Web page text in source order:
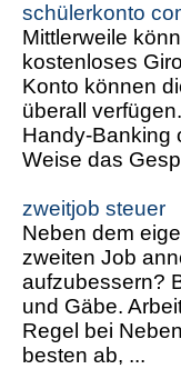
schülerkonto
Mittlerweile
kostenloses
Konto können
überall
Handy-Banking
Weise das
zweitjob steuer
Neben dem
zweiten Job
aufzubessern?
und Gäbe.
Regel bei
besten ab, ...